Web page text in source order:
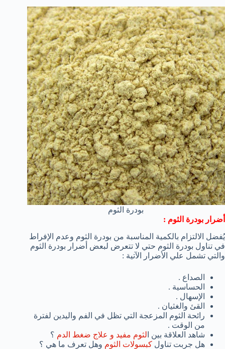
بودرة الثوم
أضرار بودرة الثوم :
يُفضل الالتزام بالكمية المناسبة من بودرة الثوم وعدم الإفراط
في تناول بودرة الثوم حتي لا تتعرض لبعض أضرار بودرة الثوم
والتي تشمل علي الأضرار الآتية :
الصداع .
الحساسية .
الإسهال .
القئ والغثيان .
رائحة الثوم المزعجة التي تظل في الفم واليدين لفترة
من الوقت .
شاهد العلاقة بين ا لثوم مفيد و علاج ضغط الدم ؟
هل جربت تناول كبسولات الثوم وهل تعرف ما هي ؟